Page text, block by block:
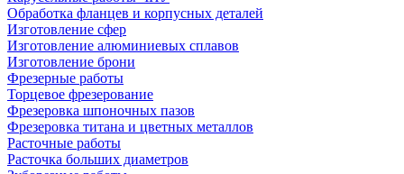
Обработка фланцев и корпусных деталей
Изготовление сфер
Изготовление алюминиевых сплавов
Изготовление брони
Фрезерные работы
Торцевое фрезерование
Фрезеровка шпоночных пазов
Фрезеровка титана и цветных металлов
Расточные работы
Расточка больших диаметров